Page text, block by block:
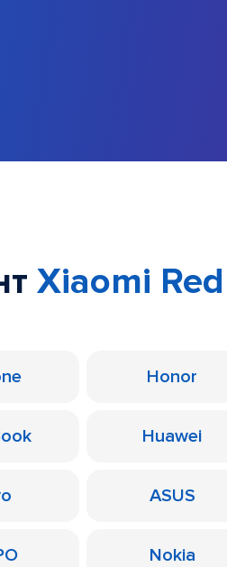
Xiaomi
Honor
Huawei
ASUS
Nokia